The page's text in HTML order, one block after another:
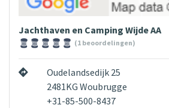
Jachthaven en Camping Wijde AA
(1 beoordelingen)
Oudelandsedijk 25
2481KG Woubrugge
+31-85-500-8437